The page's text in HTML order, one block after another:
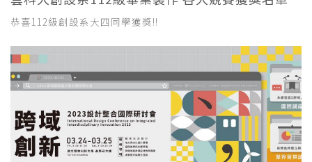
恭喜112級創設系大四同學獲獎!!